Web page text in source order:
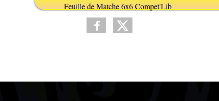
Feuille de Matche 6x6 Compet'Lib